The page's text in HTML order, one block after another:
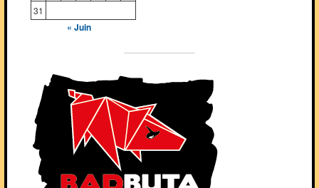
31
« Juin